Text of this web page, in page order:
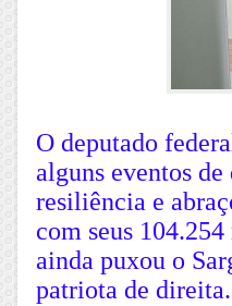
O deputado
alguns eventos
resiliência e
com seus
ainda puxou o
patriota de direita.